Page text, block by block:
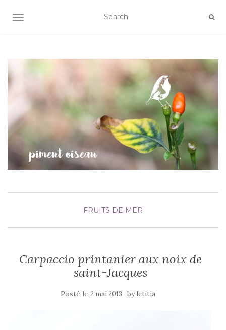
AFFICHER/MASQUER LA NAVIGATION
FRUITS DE MER
Carpaccio printanier aux noix de
saint-Jacques
Posté le 2 mai 2013 byletitia